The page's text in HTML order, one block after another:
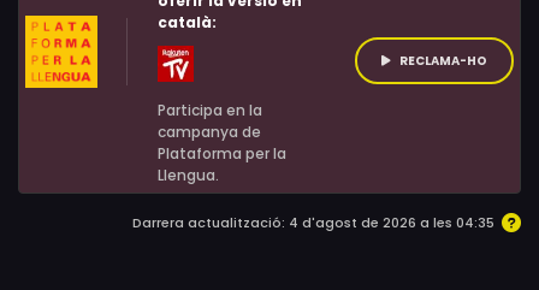
graduació, Jeff es mou en espiral cap a la pèrdua de
control, apropant-se cada vegada més a la bogeria.
català:
Participa en la
campanya de
Plataforma per la
Llengua.
RECLAMA-HO
Darrera actualització: 4 d'agost de 2026 a les 04:35